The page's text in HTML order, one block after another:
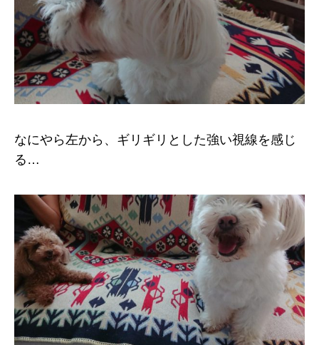
なにやら左から、ギリギリとした強い視線を感じ
る…